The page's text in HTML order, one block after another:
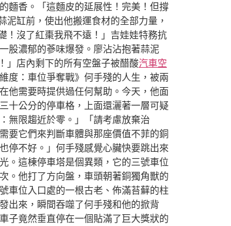
麵香。「這麵皮的延展性！完美！但撐
缸前，使出他搬運食材的全部力量，
！沒了紅棗我飛不遠！」吉娃娃特務抗
股濃郁的蔘味爆發。廖沾沾抱著蒜泥
」店內剩下的所有空盤子被醋酸汽車空
度：車位爭奪戰》何手殘的人生，被兩
他需要時提供過任何幫助。今天，他面
十公分的停車格，上面還灑著一層可疑
無限趨近於零。」「請考慮放棄治
要它們來判斷車體與那座價值不菲的銅
停不好。」何手殘感覺心臟快要跳出來
。這棟停車塔是個異類，它的三號車位
。他打了方向盤，車頭朝著銅獨角獸的
車位入口處的一根古老、佈滿苔蘚的柱
出來，瞬間吞噬了何手殘和他的掀背
子竟然垂直停在一個貼滿了巨大獎狀的